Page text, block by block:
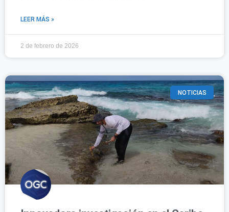
LEER MÁS »
2 de febrero de 2026
NOTICIAS